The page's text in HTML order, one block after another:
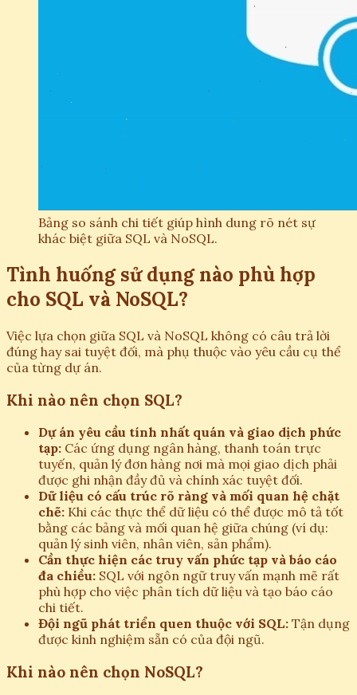
Bảng so sánh chi tiết giúp hình dung rõ nét sự
khác biệt giữa SQL và NoSQL.
Tình huống sử dụng nào phù hợp
cho SQL và NoSQL?
Việc lựa chọn giữa SQL và NoSQL không có câu trả lời
đúng hay sai tuyệt đối, mà phụ thuộc vào yêu cầu cụ thể
của từng dự án.
Khi nào nên chọn SQL?
Dự án yêu cầu tính nhất quán và giao dịch phức
tạp: Các ứng dụng ngân hàng, thanh toán trực
tuyến, quản lý đơn hàng nơi mà mọi giao dịch phải
được ghi nhận đầy đủ và chính xác tuyệt đối.
Dữ liệu có cấu trúc rõ ràng và mối quan hệ chặt
chẽ: Khi các thực thể dữ liệu có thể được mô tả tốt
bằng các bảng và mối quan hệ giữa chúng (ví dụ:
quản lý sinh viên, nhân viên, sản phẩm).
Cần thực hiện các truy vấn phức tạp và báo cáo
đa chiều: SQL với ngôn ngữ truy vấn mạnh mẽ rất
phù hợp cho việc phân tích dữ liệu và tạo báo cáo
chi tiết.
Đội ngũ phát triển quen thuộc với SQL: Tận dụng
được kinh nghiệm sẵn có của đội ngũ.
Khi nào nên chọn NoSQL?